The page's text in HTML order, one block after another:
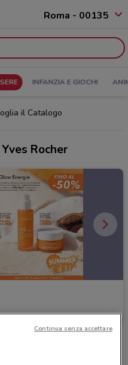
Roma - 00135
INFANZIA E GIOCHI
il Catalogo
Rocher
Continua senza accettare